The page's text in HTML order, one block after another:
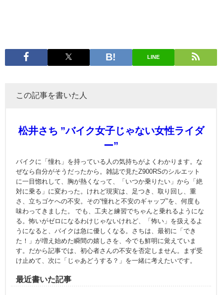
LINE
この記事を書いた人
松井さち ”バイク女子じゃない女性ライダ
ー”
バイクに「憧れ」を持っている人の気持ちがよくわかります。な
ぜなら自分がそうだったから。雑誌で見たZ900RSのシルエット
に一目惚れして、胸が熱くなって、「いつか乗りたい」から「絶
対に乗る」に変わった。けれど現実は、足つき、取り回し、重
さ、立ちゴケへの不安。その“憧れと不安のギャップ”を、何度も
味わってきました。 でも、工夫と練習でちゃんと乗れるようにな
る。怖いがゼロになるわけじゃないけれど、「怖い」を扱えるよ
うになると、バイクは急に優しくなる。さちは、最初に「でき
た！」が増え始めた瞬間の嬉しさを、今でも鮮明に覚えていま
す。だから記事では、初心者さんの不安を否定しません。まず受
け止めて、次に「じゃあどうする？」を一緒に考えたいです。
最近書いた記事